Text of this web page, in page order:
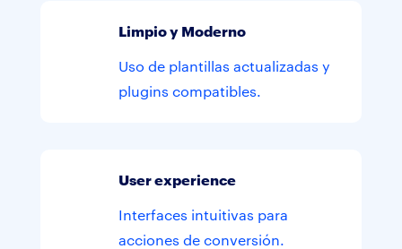
Limpio y Moderno
Uso de plantillas actualizadas y
plugins compatibles.
User experience
Interfaces intuitivas para
acciones de conversión.